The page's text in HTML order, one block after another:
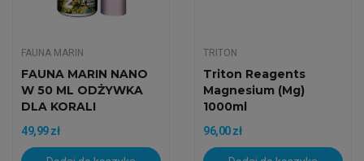
FAUNA MARIN
FAUNA MARIN NANO
W 50 ML ODŻYWKA
DLA KORALI
49,99 zł
TRITON
Triton Reagents
Magnesium (Mg)
1000ml
96,00 zł